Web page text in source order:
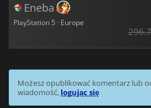
Eneba
PlayStation 5 · Europe
Możesz opublikować komentarz lub
wiadomość, logując się